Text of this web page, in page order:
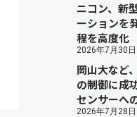
ニコン、新
ーションを
程を高度化
2026年7月30日
岡山大など
の制御に成
センサーへ
2026年7月28日